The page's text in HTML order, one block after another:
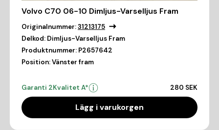
Volvo C70 06-10 Dimljus-Varselljus Fram
Originalnummer:31213175
Delkod: Dimljus-Varselljus Fram
Produktnummer: P2657642
Position:Vänster fram
Garanti 2Kvalitet A* 280 SEK
Lägg i varukorgen